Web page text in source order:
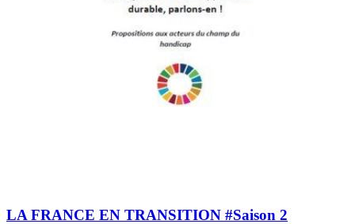
LA FRANCE EN TRANSITION #Saison 2